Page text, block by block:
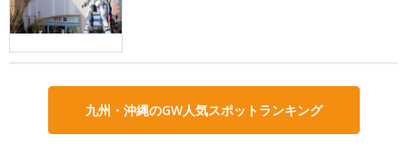
九州・沖縄のGW人気スポットランキング